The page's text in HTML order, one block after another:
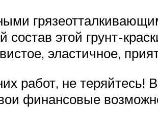
этой грунт-
эластичное,
работ, не теряйтесь!
финансовые